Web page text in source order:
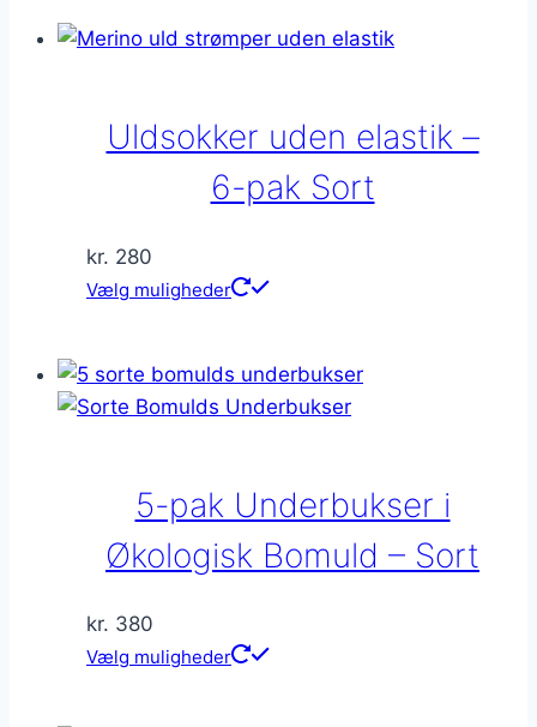
flere
kan
vælges
på
Uldsokker uden elastik –
6-pak Sort
kr. 280
Vælg muligheder
Dette
flere
varianter.
vælges
på
varesiden
5-pak Underbukser i
Økologisk Bomuld – Sort
kr. 380
Vælg muligheder
Dette